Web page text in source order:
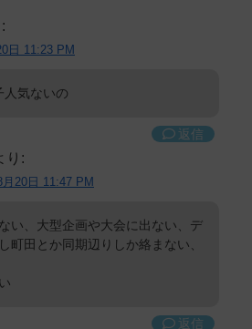
日 11:23 PM
人気ないの
返信
り:
月20日 11:47 PM
い、大型企画や大会に出ない、デ
町田とか同期辺りしか絡まない、
返信